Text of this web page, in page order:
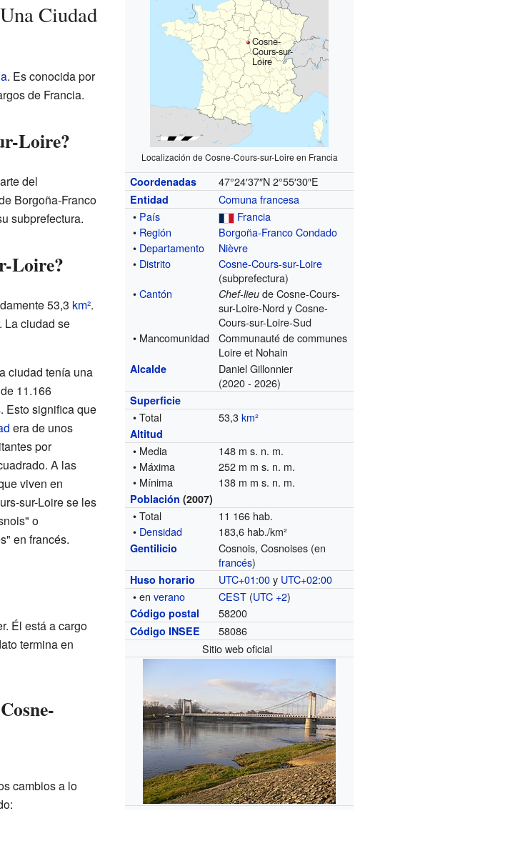
Cosne-
Cours-sur-
Loire
Localización de Cosne-Cours-sur-Loire en Francia
Coordenadas 47°24′37″N 2°55′30″E
Entidad
Comuna francesa
• País
Francia
• Región
Borgoña-Franco Condado
• Departamento
Nièvre
• Distrito
Cosne-Cours-sur-Loire
(subprefectura)
•Cantón Chef-lieu de Cosne-Cours-
sur-Loire-Nord y Cosne-
Cours-sur-Loire-Sud
• Mancomunidad
Communauté de communes
Loire et Nohain
Alcalde
Daniel Gillonnier
(2020 - 2026)
Superficie
• Total 53,3km²
Altitud
• Media
148 m s. n. m.
• Máxima
252 m m s. n. m.
• Mínima
138 m m s. n. m.
Población (2007)
• Total
11 166 hab.
• Densidad 183,6 hab./km²
Gentilicio
Cosnois, Cosnoises (en
francés)
Huso horario UTC+01:00y UTC+02:00
• enverano CEST (UTC +2)
Código postal 58200
Código INSEE
58086
Sitio web oficial
Ciudad
. Es conocida por
de Francia.
Loire?
del
Borgoña-Franco
subprefectura.
Loire?
53,3 km².
La ciudad se
ciudad tenía una
11.166
Esto significa que
era de unos
por
A las
viven en
sur-Loire se les
o
en francés.
Él está a cargo
termina en
cambios a lo